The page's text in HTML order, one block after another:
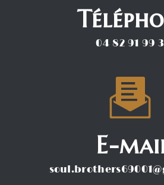
04 82 91 99
E-